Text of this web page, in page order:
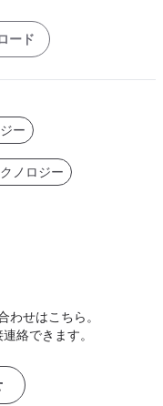
ード
ー
ノロジー
わせはこちら。
絡できます。